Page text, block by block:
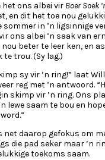
het ons albei vir Boer Soek
en dit het toe nou
sommer in ’n ligsinnige
ons albei ’n saak van
beter te leer ken, en
trou. (Sy lag.)
sy vir ’n ring!” laat
reg met ’n antwoord.
skimp vir ’n ring. Ons
lewe saam te bou en
net daarop gefokus om
die pad seker maar ’n
toekoms saam.